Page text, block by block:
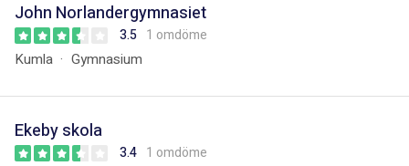
John Norlandergymnasiet
3.5 1 omdöme
Kumla Gymnasium
Ekeby skola
3.4 1 omdöme